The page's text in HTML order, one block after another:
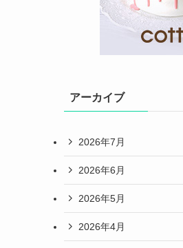
アーカイブ
2026年7月
2026年6月
2026年5月
2026年4月